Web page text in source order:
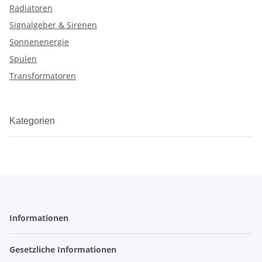
Radiatoren
Signalgeber & Sirenen
Sonnenenergie
Spulen
Transformatoren
Kategorien
Informationen
Gesetzliche Informationen